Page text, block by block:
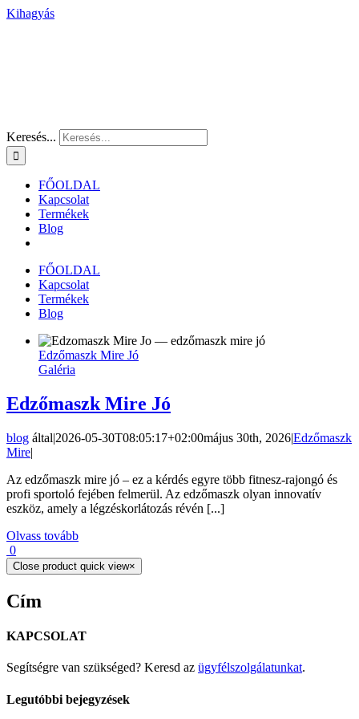
Kihagyás
Keresés...
FŐOLDAL
Kapcsolat
Termékek
Blog
FŐOLDAL
Kapcsolat
Termékek
Blog
Edzőmaszk Mire Jó
Galéria
Edzőmaszk Mire Jó
blog által|2026-05-30T08:05:17+02:00május 30th, 2026|Edzőmaszk
Mire|
Az edzőmaszk mire jó – ez a kérdés egyre több fitnesz-rajongó és
profi sportoló fejében felmerül. Az edzőmaszk olyan innovatív
eszköz, amely a légzéskorlátozás révén [...]
Olvass tovább
0
Close product quick view×
Cím
KAPCSOLAT
Segítségre van szükséged? Keresd az ügyfélszolgálatunkat.
Legutóbbi bejegyzések